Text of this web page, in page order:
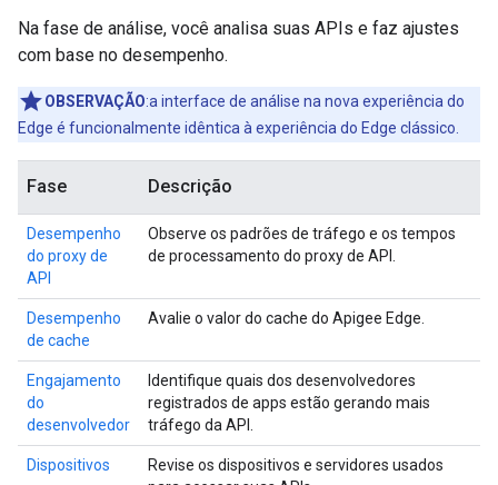
Na fase de análise, você analisa suas APIs e faz ajustes
com base no desempenho.
OBSERVAÇÃO:a interface de análise na nova experiência do
Edge é funcionalmente idêntica à experiência do Edge clássico.
Fase Descrição
Desempenho
do proxy de
API
Observe os padrões de tráfego e os tempos
de processamento do proxy de API.
Desempenho
de cache
Avalie o valor do cache do Apigee Edge.
Engajamento
do
desenvolvedor
Identifique quais dos desenvolvedores
registrados de apps estão gerando mais
tráfego da API.
Dispositivos
Revise os dispositivos e servidores usados